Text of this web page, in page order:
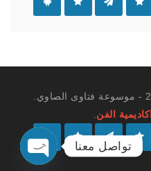
اكاديمية الفن
تواصل معنا